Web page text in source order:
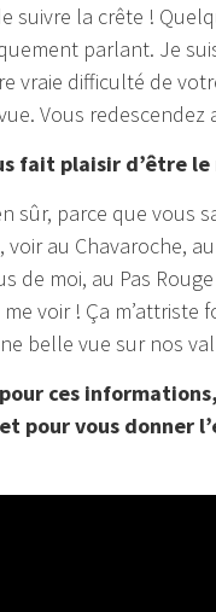
suivre la crête !
parlant. Je
vraie difficulté de
Vous
fait plaisir d’être
sûr, parce que vous
voir au Chavaroche,
de moi, au Pas
voir ! Ça
belle vue sur nos
ces
pour vous donner